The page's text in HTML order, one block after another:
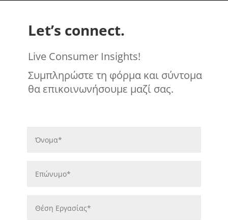
Let’s connect.
Live Consumer Insights!
Συμπληρώστε τη φόρμα και σύντομα
θα επικοινωνήσουμε μαζί σας.